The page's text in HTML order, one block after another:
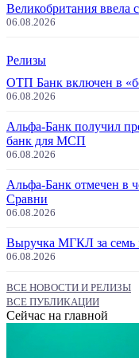
Великобритания ввела
06.08.2026
Релизы
ОТП Банк включен в
06.08.2026
Альфа-Банк получил
банк для МСП
06.08.2026
Альфа-Банк отмечен в
Сравни
06.08.2026
Выручка МГКЛ за семь
06.08.2026
ВСЕ НОВОСТИ И РЕЛИЗЫ
ВСЕ ПУБЛИКАЦИИ
Сейчас на главной